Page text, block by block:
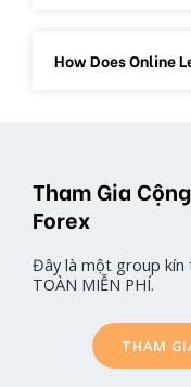
How Does Online
Tham Gia
Forex
Đây là một group kín
TOÀN MIỄN PHÍ.
THAM